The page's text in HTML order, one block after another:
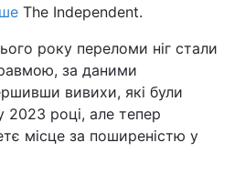
Регіони
Статті
The Independent.
року переломи ніг стали
за даними
вивихи, які були
році, але тепер
місце за поширеністю у